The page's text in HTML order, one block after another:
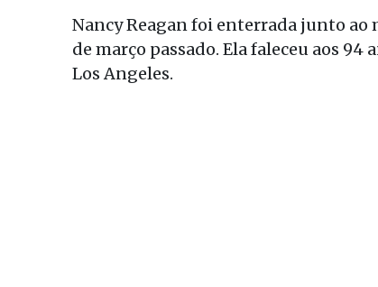
Nancy Reagan foi enterrada junto ao
de março passado. Ela faleceu aos
Los Angeles.